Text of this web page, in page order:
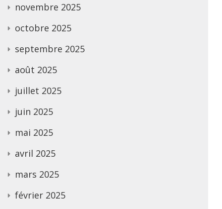
novembre 2025
octobre 2025
septembre 2025
août 2025
juillet 2025
juin 2025
mai 2025
avril 2025
mars 2025
février 2025